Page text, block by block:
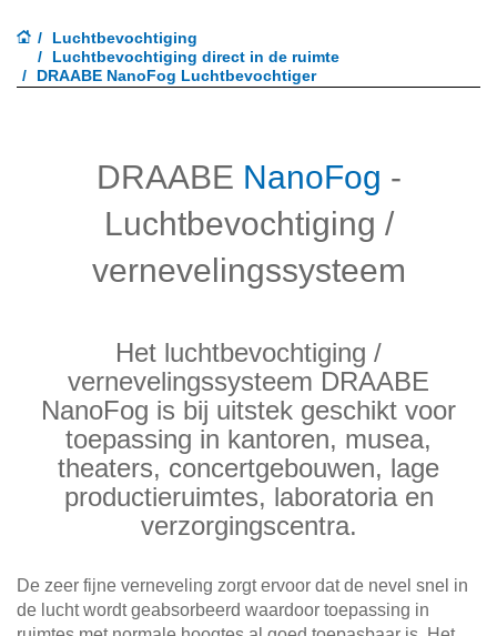
Luchtbevochtiging
Luchtbevochtiging direct in de ruimte
DRAABE NanoFog Luchtbevochtiger
DRAABE NanoFog -
Luchtbevochtiging /
vernevelingssysteem
Het luchtbevochtiging /
vernevelingssysteem DRAABE
NanoFog is bij uitstek geschikt voor
toepassing in kantoren, musea,
theaters, concertgebouwen, lage
productieruimtes, laboratoria en
verzorgingscentra.
De zeer fijne verneveling zorgt ervoor dat de nevel snel in
de lucht wordt geabsorbeerd waardoor toepassing in